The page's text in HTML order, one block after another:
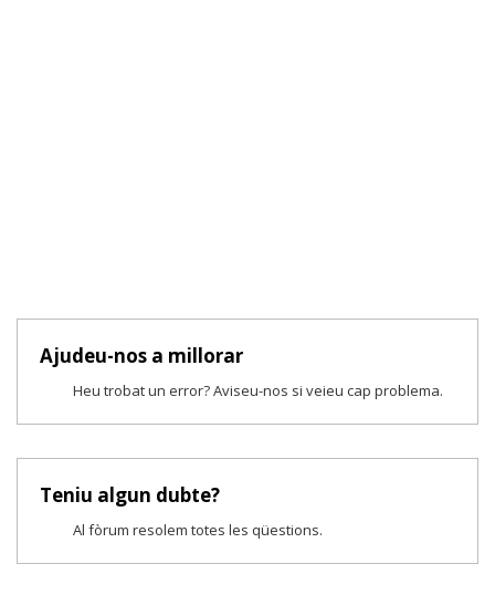
Ajudeu-nos a millorar
Heu trobat un error? Aviseu-nos si veieu cap problema.
Teniu algun dubte?
Al fòrum resolem totes les qüestions.